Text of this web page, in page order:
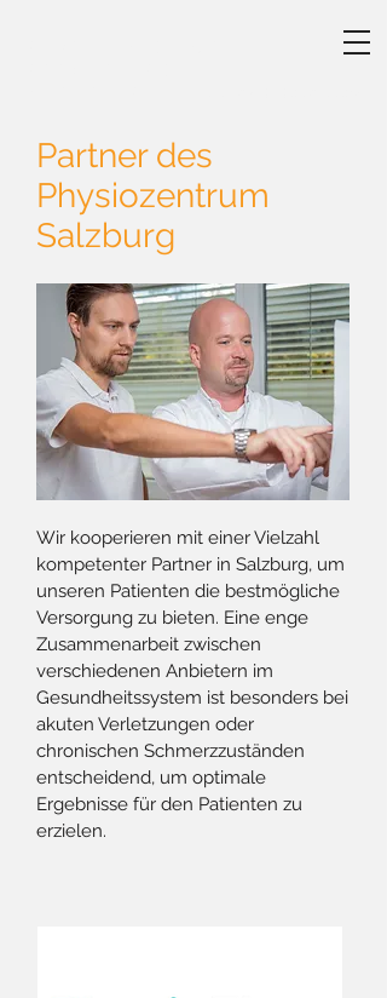
Partner des
Physiozentrum
Salzburg
Wir kooperieren mit einer Vielzahl
kompetenter Partner in Salzburg, um
unseren Patienten die bestmögliche
Versorgung zu bieten. Eine enge
Zusammenarbeit zwischen
verschiedenen Anbietern im
Gesundheitssystem ist besonders bei
akuten Verletzungen oder
chronischen Schmerzzuständen
entscheidend, um optimale
Ergebnisse für den Patienten zu
erzielen.